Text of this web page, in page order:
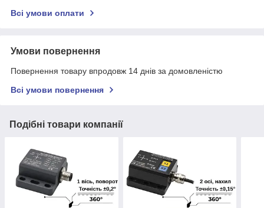
Всі умови оплати
Умови повернення
Повернення товару впродовж 14 днів за домовленістю
Всі умови повернення
Подібні товари компанії